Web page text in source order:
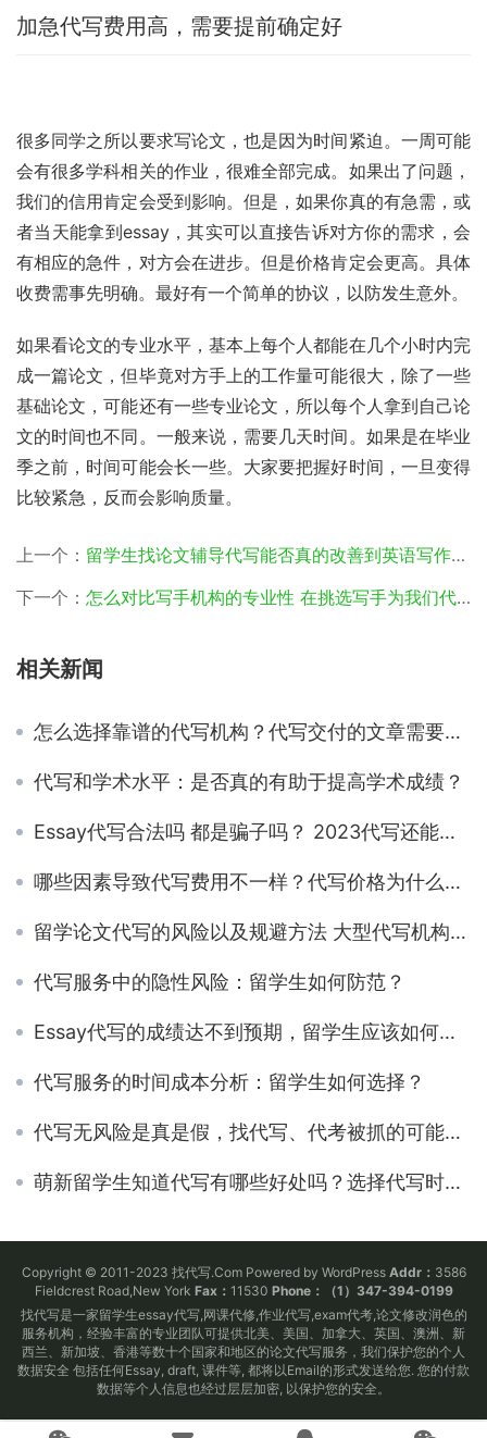
加急代写费用高，需要提前确定好
很多同学之所以要求写论文，也是因为时间紧迫。一周可能
会有很多学科相关的作业，很难全部完成。如果出了问题，
我们的信用肯定会受到影响。但是，如果你真的有急需，或
者当天能拿到essay，其实可以直接告诉对方你的需求，会
有相应的急件，对方会在进步。但是价格肯定会更高。具体
收费需事先明确。最好有一个简单的协议，以防发生意外。
如果看论文的专业水平，基本上每个人都能在几个小时内完
成一篇论文，但毕竟对方手上的工作量可能很大，除了一些
基础论文，可能还有一些专业论文，所以每个人拿到自己论
文的时间也不同。一般来说，需要几天时间。如果是在毕业
季之前，时间可能会长一些。大家要把握好时间，一旦变得
比较紧急，反而会影响质量。
上一个： 留学生找论文辅导代写能否真的改善到英语写作成绩呢
下一个： 怎么对比写手机构的专业性 在挑选写手为我们代写时需要注意哪些？
相关新闻
怎么选择靠谱的代写机构？代写交付的文章需要检查吗？
代写和学术水平：是否真的有助于提高学术成绩？
Essay代写合法吗 都是骗子吗？ 2023代写还能不能找了？
哪些因素导致代写费用不一样？代写价格为什么会有这么大区别啊？
留学论文代写的风险以及规避方法 大型代写机构的优势
代写服务中的隐性风险：留学生如何防范？
Essay代写的成绩达不到预期，留学生应该如何维权？
代写服务的时间成本分析：留学生如何选择？
代写无风险是真是假，找代写、代考被抓的可能性有多大？
萌新留学生知道代写有哪些好处吗？选择代写时有哪些误区呢？
Copyright © 2011-2023 找代写.Com Powered by WordPress Addr： 3586
Fieldcrest Road,New York Fax： 11530 Phone：（1）347-394-0199
找代写是一家留学生essay代写,网课代修,作业代写,exam代考,论文修改润色的
服务机构，经验丰富的专业团队可提供北美、美国、加拿大、英国、澳洲、新
西兰、新加坡、香港等数十个国家和地区的论文代写服务，我们保护您的个人
数据安全 包括任何Essay, draft, 课件等, 都将以Email的形式发送给您. 您的付款
数据等个人信息也经过层层加密, 以保护您的安全。